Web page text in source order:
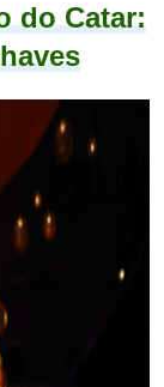
do Catar: